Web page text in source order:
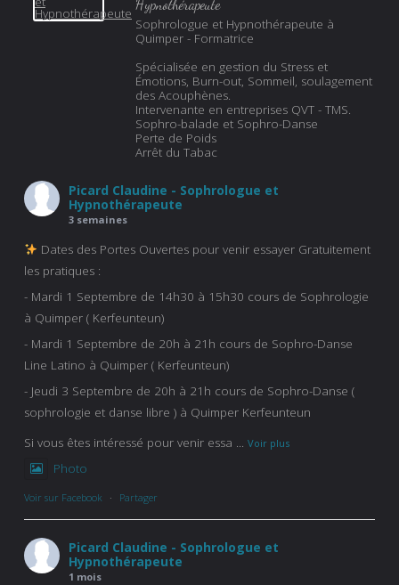
Hypnothérapeute
Sophrologue et Hypnothérapeute à
Quimper - Formatrice
Spécialisée en gestion du Stress et
Émotions, Burn-out, Sommeil, soulagement
des Acouphènes.
Intervenante en entreprises QVT - TMS.
Sophro-balade et Sophro-Danse
Perte de Poids
Arrêt du Tabac
Picard Claudine - Sophrologue et
Hypnothérapeute
3 semaines
Dates des Portes Ouvertes pour venir essayer Gratuitement
les pratiques :
- Mardi 1 Septembre de 14h30 à 15h30 cours de Sophrologie
à Quimper ( Kerfeunteun)
- Mardi 1 Septembre de 20h à 21h cours de Sophro-Danse
Line Latino à Quimper ( Kerfeunteun)
- Jeudi 3 Septembre de 20h à 21h cours de Sophro-Danse (
sophrologie et danse libre ) à Quimper Kerfeunteun
Si vous êtes intéressé pour venir essa ... Voir plus
Photo
Voir sur Facebook · Partager
Picard Claudine - Sophrologue et
Hypnothérapeute
1 mois